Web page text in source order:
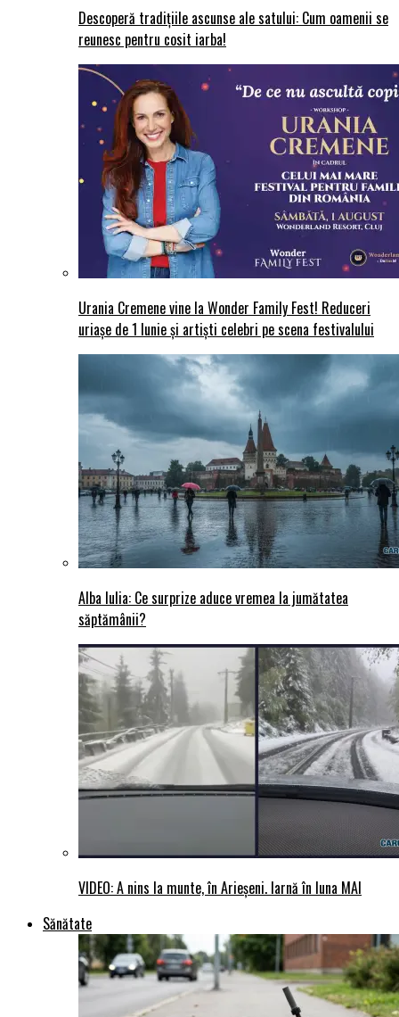
Descoperă tradițiile ascunse ale satului: Cum oamenii se
reunesc pentru cosit iarba!
Urania Cremene vine la Wonder Family Fest! Reduceri
uriașe de 1 Iunie și artiști celebri pe scena festivalului
Alba Iulia: Ce surprize aduce vremea la jumătatea
săptămânii?
VIDEO: A nins la munte, în Arieșeni. Iarnă în luna MAI
Sănătate